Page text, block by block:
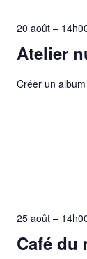
Atelier
20 août –
Créer un
Café du
25 août –